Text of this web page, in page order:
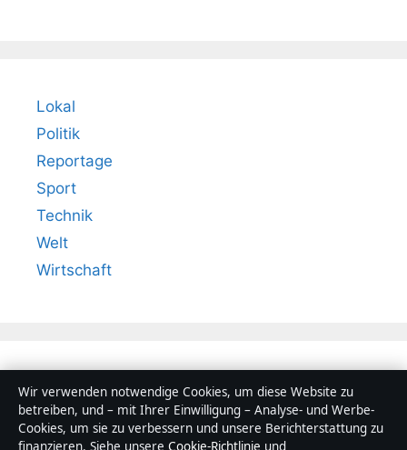
Lokal
Politik
Reportage
Sport
Technik
Welt
Wirtschaft
Wir verwenden notwendige Cookies, um diese Website zu
betreiben, und – mit Ihrer Einwilligung – Analyse- und Werbe-
Cookies, um sie zu verbessern und unsere Berichterstattung zu
finanzieren. Siehe unsere Cookie-Richtlinie und